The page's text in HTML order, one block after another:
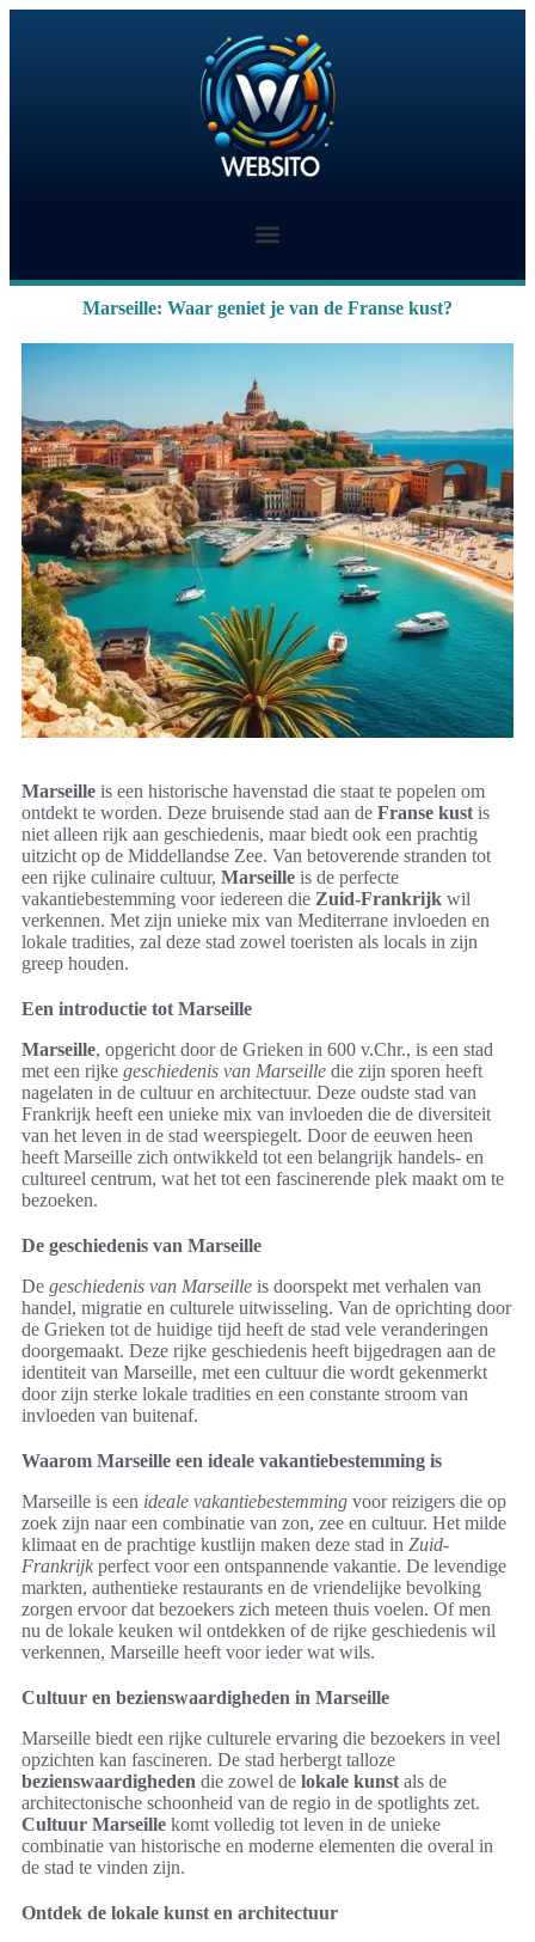
Marseille: Waar geniet je van de Franse kust?
Marseille is een historische havenstad die staat te popelen om
ontdekt te worden. Deze bruisende stad aan de Franse kust is
niet alleen rijk aan geschiedenis, maar biedt ook een prachtig
uitzicht op de Middellandse Zee. Van betoverende stranden tot
een rijke culinaire cultuur, Marseille is de perfecte
vakantiebestemming voor iedereen die Zuid-Frankrijk wil
verkennen. Met zijn unieke mix van Mediterrane invloeden en
lokale tradities, zal deze stad zowel toeristen als locals in zijn
greep houden.
Een introductie tot Marseille
Marseille, opgericht door de Grieken in 600 v.Chr., is een stad
met een rijke geschiedenis van Marseille die zijn sporen heeft
nagelaten in de cultuur en architectuur. Deze oudste stad van
Frankrijk heeft een unieke mix van invloeden die de diversiteit
van het leven in de stad weerspiegelt. Door de eeuwen heen
heeft Marseille zich ontwikkeld tot een belangrijk handels- en
cultureel centrum, wat het tot een fascinerende plek maakt om te
bezoeken.
De geschiedenis van Marseille
De geschiedenis van Marseille is doorspekt met verhalen van
handel, migratie en culturele uitwisseling. Van de oprichting door
de Grieken tot de huidige tijd heeft de stad vele veranderingen
doorgemaakt. Deze rijke geschiedenis heeft bijgedragen aan de
identiteit van Marseille, met een cultuur die wordt gekenmerkt
door zijn sterke lokale tradities en een constante stroom van
invloeden van buitenaf.
Waarom Marseille een ideale vakantiebestemming is
Marseille is een ideale vakantiebestemming voor reizigers die op
zoek zijn naar een combinatie van zon, zee en cultuur. Het milde
klimaat en de prachtige kustlijn maken deze stad in Zuid-
Frankrijk perfect voor een ontspannende vakantie. De levendige
markten, authentieke restaurants en de vriendelijke bevolking
zorgen ervoor dat bezoekers zich meteen thuis voelen. Of men
nu de lokale keuken wil ontdekken of de rijke geschiedenis wil
verkennen, Marseille heeft voor ieder wat wils.
Cultuur en bezienswaardigheden in Marseille
Marseille biedt een rijke culturele ervaring die bezoekers in veel
opzichten kan fascineren. De stad herbergt talloze
bezienswaardigheden die zowel de lokale kunst als de
architectonische schoonheid van de regio in de spotlights zet.
Cultuur Marseille komt volledig tot leven in de unieke
combinatie van historische en moderne elementen die overal in
de stad te vinden zijn.
Ontdek de lokale kunst en architectuur